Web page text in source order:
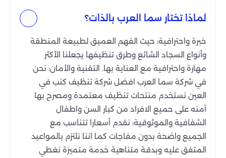
لماذا تختار سما العرب بالذات؟
خبرة واحترافية: حيث الفهم العميق لطبيعة المنطقة
وأنواع السجاد الشائع وطرق تنظيفها يجعلنا الأكثر
مهارة واحترافية مع العناية بها. التقنية والأمان: نحن
في شركة سما العرب افضل شركة تنظيف كنب في
العين نستخدم منتحات تنظيف معتمدة ومصرح بها
آمنه على حميع الافراد من كبار السن واطفال
الشفافية والموثوقية: نقدم أسعارا تتناسب مع
الجميع واضحة بدون مفاجات كما اننا نلتزم بالمواعيد
المتفق عليه وبدقة متناهية خدمة متميزة نغطي